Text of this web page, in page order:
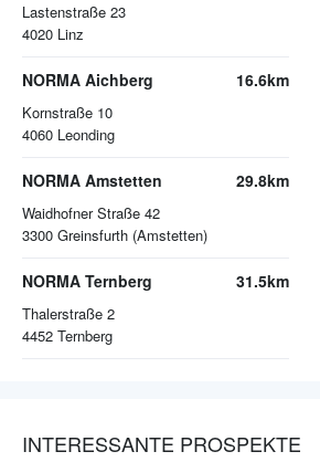
Lastenstraße 23
4020 Linz
NORMA Aichberg
Kornstraße 10
4060 Leonding
16.6km
NORMA Amstetten
Waidhofner Straße 42
3300 Greinsfurth (Amstetten)
29.8km
NORMA Ternberg
Thalerstraße 2
4452 Ternberg
31.5km
INTERESSANTE PROSPEKTE